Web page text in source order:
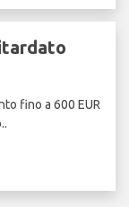
fino a 600 EUR